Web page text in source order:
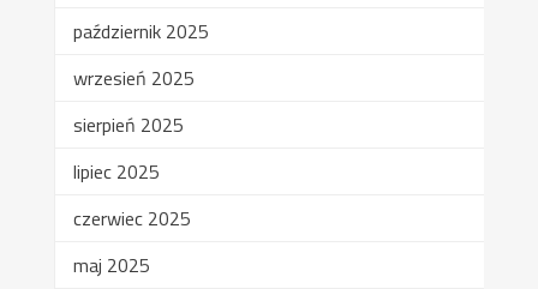
październik 2025
wrzesień 2025
sierpień 2025
lipiec 2025
czerwiec 2025
maj 2025